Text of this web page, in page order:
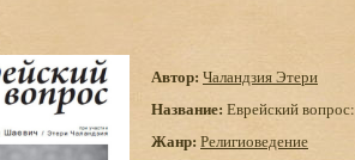
Автор: Чаландзия Этери
Название: Еврейский
Жанр: Религиоведение